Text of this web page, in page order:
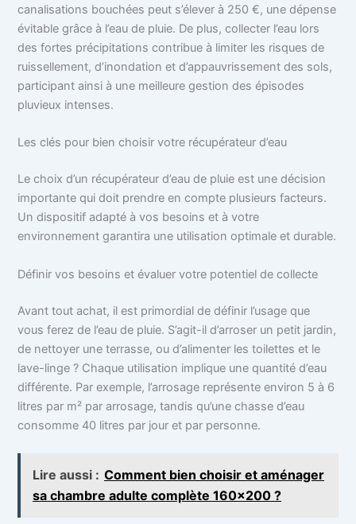
canalisations bouchées peut s’élever à 250 €, une dépense
évitable grâce à l’eau de pluie. De plus, collecter l’eau lors
des fortes précipitations contribue à limiter les risques de
ruissellement, d’inondation et d’appauvrissement des sols,
participant ainsi à une meilleure gestion des épisodes
pluvieux intenses.
Les clés pour bien choisir votre récupérateur d’eau
Le choix d’un récupérateur d’eau de pluie est une décision
importante qui doit prendre en compte plusieurs facteurs.
Un dispositif adapté à vos besoins et à votre
environnement garantira une utilisation optimale et durable.
Définir vos besoins et évaluer votre potentiel de collecte
Avant tout achat, il est primordial de définir l’usage que
vous ferez de l’eau de pluie. S’agit-il d’arroser un petit jardin,
de nettoyer une terrasse, ou d’alimenter les toilettes et le
lave-linge ? Chaque utilisation implique une quantité d’eau
différente. Par exemple, l’arrosage représente environ 5 à 6
litres par m² par arrosage, tandis qu’une chasse d’eau
consomme 40 litres par jour et par personne.
Lire aussi : Comment bien choisir et aménager
sa chambre adulte complète 160x200 ?